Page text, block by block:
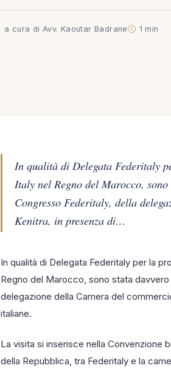
a cura di Avv. Kaoutar Badrane 1 min
In qualità di Delegata Federitaly
Italy nel Regno del Marocco,
Congresso Federitaly, della
Kenitra, in presenza di…
In qualità di Delegata Federitaly per la
Regno del Marocco, sono stata
delegazione della Camera del
italiane.
La visita si inserisce nella Convenzione
della Repubblica, tra Federitaly e la